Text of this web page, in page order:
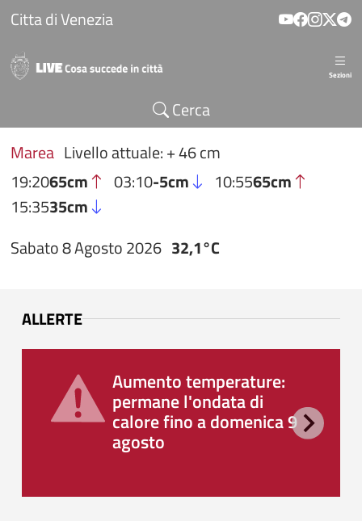
Salta al contenuto principale
Citta di Venezia
Sezioni
Cerca
Marea Livello attuale: + 46 cm
19:2065cm 03:10-5cm 10:5565cm
15:3535cm
Sabato 8 Agosto 2026 32,1°C
ALLERTE
Aumento temperature:
permane l'ondata di
calore fino a domenica 9
agosto